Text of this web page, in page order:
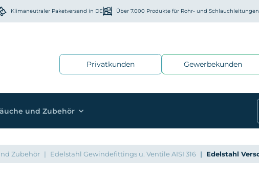
Klimaneutraler Paketversand in DE Über 7.000 Produkte für Rohr- und Schlauchleitungen
Privatkunden Gewerbekunden
und Zubehör
Zubehör Edelstahl Gewindefittings u. Ventile AISI 316 Edelstahl